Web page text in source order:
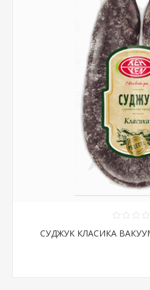
СУДЖУК КЛАСИКА